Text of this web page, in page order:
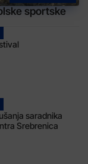
sportske
saradnika
Srebrenica